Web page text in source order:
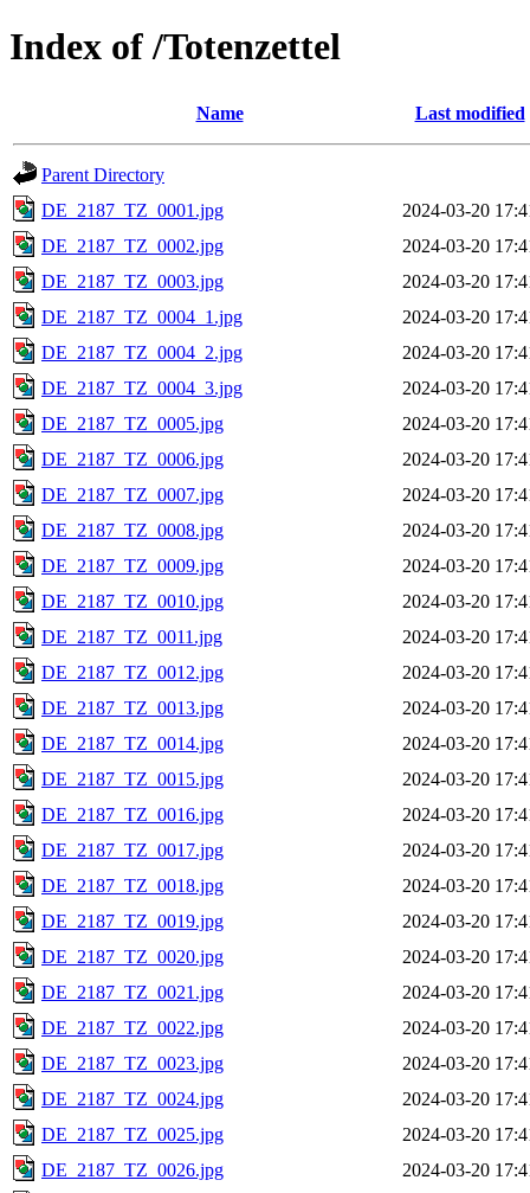
Index of /Totenzettel
Name Last modified
Parent Directory
DE_2187_TZ_0001.jpg
2024-03-20
DE_2187_TZ_0002.jpg
2024-03-20
DE_2187_TZ_0003.jpg
2024-03-20
DE_2187_TZ_0004_1.jpg
2024-03-20
DE_2187_TZ_0004_2.jpg
2024-03-20
DE_2187_TZ_0004_3.jpg
2024-03-20
DE_2187_TZ_0005.jpg
2024-03-20
DE_2187_TZ_0006.jpg
2024-03-20
DE_2187_TZ_0007.jpg
2024-03-20
DE_2187_TZ_0008.jpg
2024-03-20
DE_2187_TZ_0009.jpg
2024-03-20
DE_2187_TZ_0010.jpg
2024-03-20
DE_2187_TZ_0011.jpg
2024-03-20
DE_2187_TZ_0012.jpg
2024-03-20
DE_2187_TZ_0013.jpg
2024-03-20
DE_2187_TZ_0014.jpg
2024-03-20
DE_2187_TZ_0015.jpg
2024-03-20
DE_2187_TZ_0016.jpg
2024-03-20
DE_2187_TZ_0017.jpg
2024-03-20
DE_2187_TZ_0018.jpg
2024-03-20
DE_2187_TZ_0019.jpg
2024-03-20
DE_2187_TZ_0020.jpg
2024-03-20
DE_2187_TZ_0021.jpg
2024-03-20
DE_2187_TZ_0022.jpg
2024-03-20
DE_2187_TZ_0023.jpg
2024-03-20
DE_2187_TZ_0024.jpg
2024-03-20
DE_2187_TZ_0025.jpg
2024-03-20
DE_2187_TZ_0026.jpg
2024-03-20